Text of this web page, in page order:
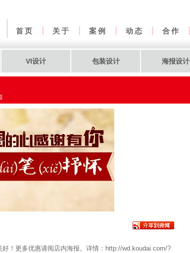
首页 关于 案例 动态 合作
VI设计 包装设计 海报设计
！更多优惠请阅店内海报。详情：http://wd.koudai.com/?